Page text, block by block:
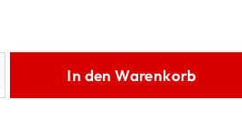
In den Warenkorb